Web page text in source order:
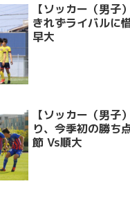
【ソッカー（男子
きれずライバルに
早大
【ソッカー（男子
り、今季初の勝ち
節 Vs順大